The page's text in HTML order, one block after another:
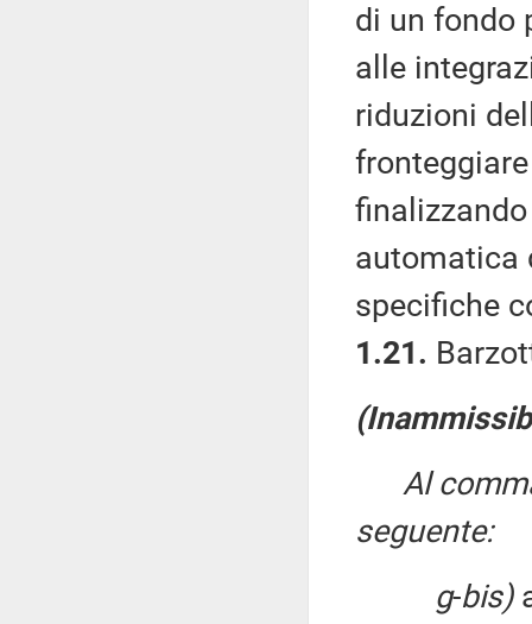
di un fondo
alle
riduzioni
automatica
specifiche
1.21.
Al
seguente:
g-bis)